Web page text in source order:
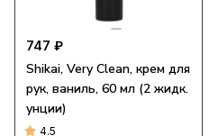
747 ₽
Shikai, Very Clean, крем для
рук, ваниль, 60 мл (2 жидк.
унции)
4.5